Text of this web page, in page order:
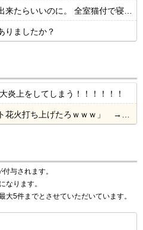
猫付で寝るときはもれなく添い寝してくれるの。【再】
りましたか？
炎上をしてしまう！！！！！！
ｗｗ」 → サンルーフが閉まっていて無事車内に発射
与されます。
なります。
大5件までとさせていただいています。